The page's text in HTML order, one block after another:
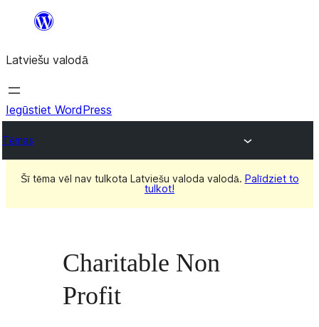
Pāriet
saturu
Latviešu valodā
Iegūstiet WordPress
Tēmas
Šī tēma vēl nav tulkota Latviešu valoda valodā. Palīdziet to
tulkot!
Charitable Non
Profit